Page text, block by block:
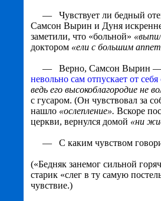
— Чувствует ли бедный отец,
Самсон Вырин и Дуня
заметили, что «больной»
доктором «ели с большим
— Верно, Самсон Вырин —
невольно сам отпускает от
ведь его высокоблагородие не
с гусаром. (Он чувствовал за
нашло «ослепление». Вскоре
церкви, вернулся домой «ни
— С каким чувством
(«Бедняк занемог сильной
старик «слег в ту самую
чувствие.)